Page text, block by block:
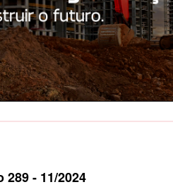
289 - 11/2024